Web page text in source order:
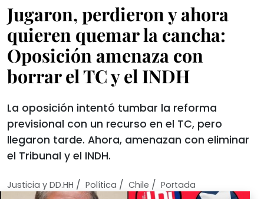
Jugaron, perdieron y ahora
quieren quemar la cancha:
Oposición amenaza con
borrar el TC y el INDH
La oposición intentó tumbar la reforma
previsional con un recurso en el TC, pero
llegaron tarde. Ahora, amenazan con eliminar
el Tribunal y el INDH.
Justicia y DD.HH / Política / Chile / Portada